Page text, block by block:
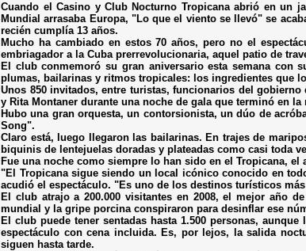
Cuando el Casino y Club Nocturno Tropicana abrió en un
Mundial arrasaba Europa, "Lo que el viento se llevó" se
recién cumplía 13 años.
Mucho ha cambiado en estos 70 años, pero no el
embriagador a la Cuba prerrevolucionaria, aquel patio de
El club conmemoró su gran aniversario esta semana con
plumas, bailarinas y ritmos tropicales: los ingredientes que
Unos 850 invitados, entre turistas, funcionarios del
y Rita Montaner durante una noche de gala que terminó en
Hubo una gran orquesta, un contorsionista, un dúo de
Song".
Claro está, luego llegaron las bailarinas. En trajes de
biquinis de lentejuelas doradas y plateadas como casi toda
Fue una noche como siempre lo han sido en el Tropicana,
"El Tropicana sigue siendo un local icónico conocido en
acudió el espectáculo. "Es uno de los destinos turísticos
El club atrajo a 200.000 visitantes en 2008, el mejor año
mundial y la gripe porcina conspiraron para desinflar ese
El club puede tener sentadas hasta 1.500 personas,
espectáculo con cena incluida. Es, por lejos, la salida
siguen hasta tarde.